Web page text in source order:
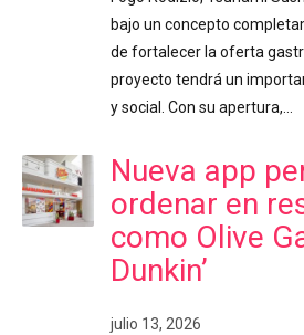
bajo un concepto
de fortalecer la oferta
proyecto tendrá un
y social. Con su apertura,…
Nueva app
ordenar en
como Olive
Dunkin’
julio 13, 2026